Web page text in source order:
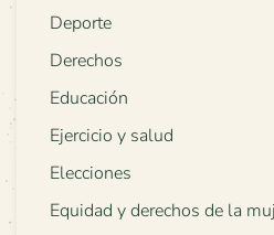
Deporte
Derechos
Educación
Ejercicio y salud
Elecciones
Equidad y derechos de la